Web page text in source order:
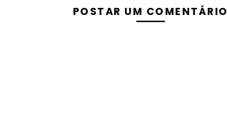
POSTAR UM COMENTÁRIO